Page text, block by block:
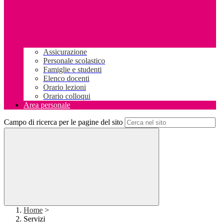
Assicurazione
Personale scolastico
Famiglie e studenti
Elenco docenti
Orario lezioni
Orario colloqui
Area personale
Campo di ricerca per le pagine del sito
Home >
Servizi